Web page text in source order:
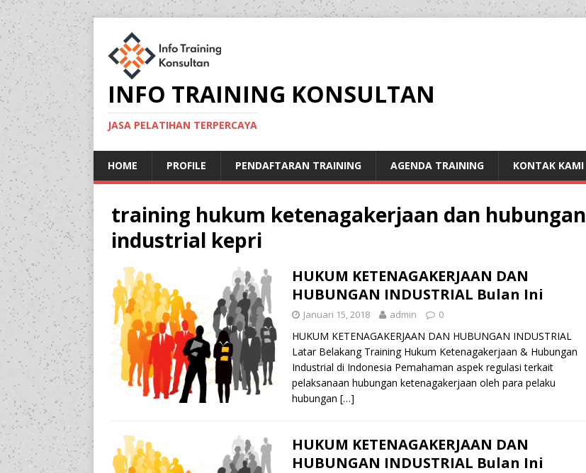
INFO TRAINING KONSULTAN
JASA PELATIHAN TERPERCAYA
HOME PROFILE PENDAFTARAN TRAINING AGENDA TRAINING KONTAK KAMI
training hukum ketenagakerjaan dan hubungan
industrial kepri
HUKUM KETENAGAKERJAAN DAN
HUBUNGAN INDUSTRIAL Bulan Ini
Januari 15, 2018 admin 0
HUKUM KETENAGAKERJAAN DAN HUBUNGAN INDUSTRIAL
Latar Belakang Training Hukum Ketenagakerjaan & Hubungan
Industrial di Indonesia Pemahaman aspek regulasi terkait
pelaksanaan hubungan ketenagakerjaan oleh para pelaku
hubungan […]
HUKUM KETENAGAKERJAAN DAN
HUBUNGAN INDUSTRIAL Bulan Ini